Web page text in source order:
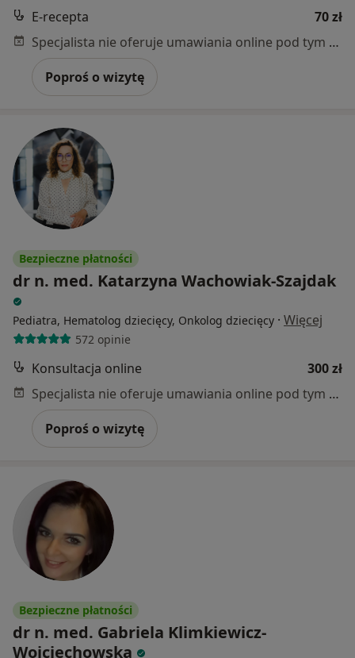
E-recepta
70 zł
Specjalista nie oferuje umawiania online pod tym adresem.
Poproś o wizytę
Bezpieczne płatności
dr n. med. Katarzyna Wachowiak-Szajdak
Pediatra, Hematolog dziecięcy, Onkolog dziecięcy · Więcej
572 opinie
Konsultacja online
300 zł
Specjalista nie oferuje umawiania online pod tym adresem.
Poproś o wizytę
Bezpieczne płatności
dr n. med. Gabriela Klimkiewicz-
Wojciechowska